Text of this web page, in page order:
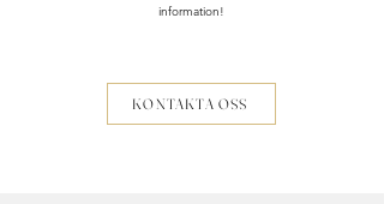
information!
KONTAKTA OSS